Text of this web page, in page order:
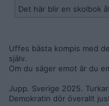
Det här blir en skolbok
Uffes bästa kompis med
själv.
Om du säger emot är du
Jupp. Sverige 2025.
Demokratin dör överallt